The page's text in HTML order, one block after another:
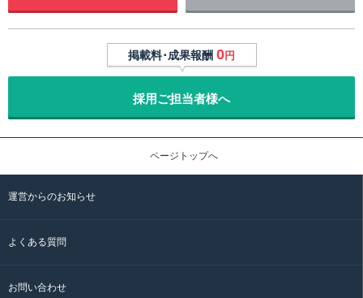
掲載料･成果報酬 0円
採用ご担当者様へ
ページトップへ
運営からのお知らせ
よくある質問
お問い合わせ